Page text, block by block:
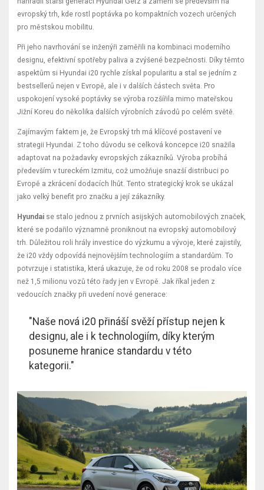
evropský trh, kde rostl poptávka po kompaktních vozech určených
pro městskou mobilitu.
Při jeho navrhování se inženýři zaměřili na kombinaci moderního
designu, efektivní spotřeby paliva a zvýšené bezpečnosti. Díky těmto
aspektům si Hyundai i20 rychle získal popularitu a stal se jedním z
bestsellerů nejen v Evropě, ale i v dalších částech světa. Pro
uspokojení vysoké poptávky se výroba rozšířila mimo mateřskou
Jižní Koreu do několika dalších výrobních závodů po celém světě.
Zajímavým faktem je, že Evropský trh má klíčové postavení ve
strategii Hyundai. Z toho důvodu se celková koncepce i20 snažila
adaptovat na požadavky evropských zákazníků. Výroba probíhá
především v tureckém Izmitu, což umožňuje snazší distribuci po
Evropě a zkrácení dodacích lhůt. Tento strategický krok se ukázal
jako velký benefit pro značku a její zákazníky.
Hyundai se stalo jednou z prvních asijských automobilových značek,
které se podařilo významně proniknout na evropský automobilový
trh. Důležitou roli hrály investice do výzkumu a vývoje, které zajistily,
že i20 vždy odpovídá nejnovějším technologiím a standardům. To
potvrzuje i statistika, která ukazuje, že od roku 2008 se prodalo více
než 1,5 milionu vozů této řady jen v Evropě. Jak říkal jeden z
vedoucích značky při uvedení nové generace:
"Naše nová i20 přináší svěží přístup nejen k
designu, ale i k technologiím, díky kterým
posuneme hranice standardu v této
kategorii."